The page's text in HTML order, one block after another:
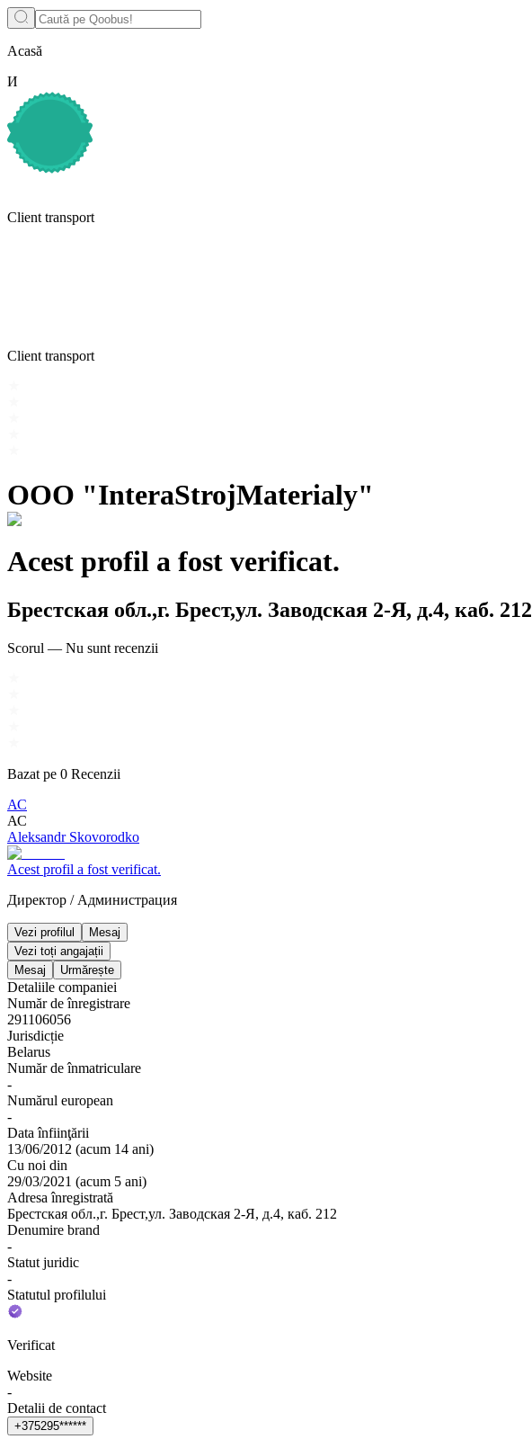
Acasă
И
Client transport
Client transport
OOO "InteraStrojMaterialy"
Acest profil a fost verificat.
Брестская обл.,г. Брест,ул. Заводская 2-Я, д.4, каб. 212
Scorul — Nu sunt recenzii
Bazat pe 0 Recenzii
АС
АС
Aleksandr Skovorodko
Acest profil a fost verificat.
Директор / Администрация
Vezi profilul
Mesaj
Vezi toți angajații
Mesaj
Urmărește
Detaliile companiei
Număr de înregistrare
291106056
Jurisdicție
Belarus
Număr de înmatriculare
-
Numărul european
-
Data înfiinţării
13/06/2012 (acum 14 ani)
Cu noi din
29/03/2021 (acum 5 ani)
Adresa înregistrată
Брестская обл.,г. Брест,ул. Заводская 2-Я, д.4, каб. 212
Denumire brand
-
Statut juridic
-
Statutul profilului
Verificat
Website
-
Detalii de contact
+375295******